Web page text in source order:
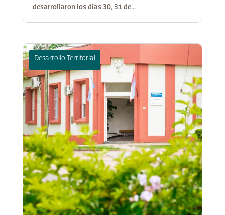
desarrollaron los días 30, 31 de...
Desarrollo Territorial